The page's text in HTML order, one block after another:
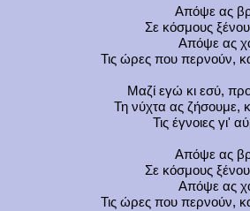
Απόψε ας
Σε κόσμους
Απόψε ας
Τις ώρες που περνούν,
Μαζί εγώ κι εσύ,
Τη νύχτα ας ζήσουμε,
Τις έγνοιες γι'
Απόψε ας
Σε κόσμους
Απόψε ας
Τις ώρες που περνούν,